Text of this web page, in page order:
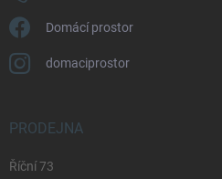
Domácí prostor
domaciprostor
PRODEJNA
Říční 73